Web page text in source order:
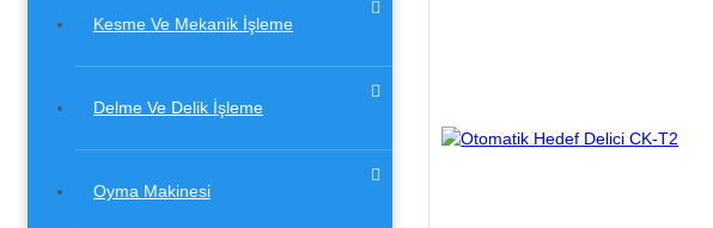
Kesme Ve Mekanik İşleme
Delme Ve Delik İşleme
Oyma Makinesi